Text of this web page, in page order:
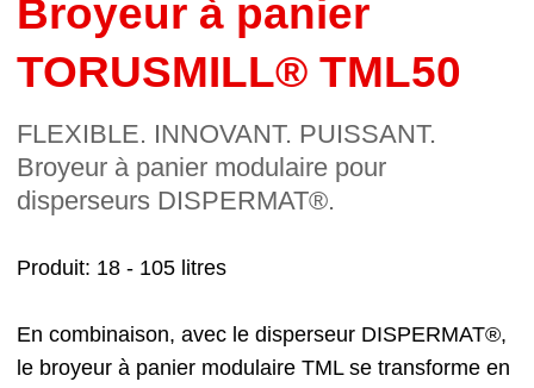
Broyeur à panier
TORUSMILL® TML50
FLEXIBLE. INNOVANT. PUISSANT.
Broyeur à panier modulaire pour
disperseurs DISPERMAT®.
Produit 18 - 105 litres
En combinaison, avec le disperseur DISPERMAT®,
le broyeur à panier modulaire TML se transforme en